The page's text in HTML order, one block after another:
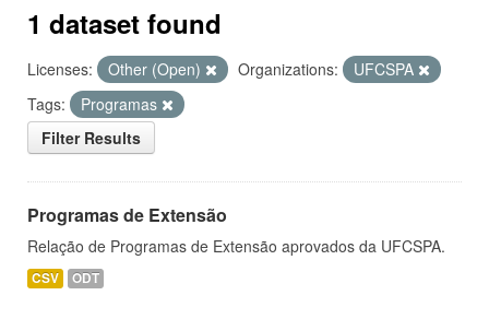
1 dataset found
Licenses: Other (Open) Organizations:
UFCSPA
Tags:
Programas
Filter Results
Programas de Extensão
Relação de Programas de Extensão aprovados da UFCSPA.
CSV ODT